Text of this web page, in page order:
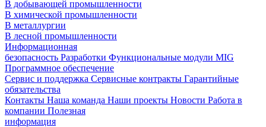
В добывающей промышленности
В химической промышленности
В металлургии
В лесной промышленности
Информационная
безопасность Разработки Функциональные модули MIG
Программное обеспечение
Сервис и поддержка Сервисные контракты Гарантийные
обязательства
Контакты Наша команда Наши проекты Новости Работа в
компании Полезная
информация